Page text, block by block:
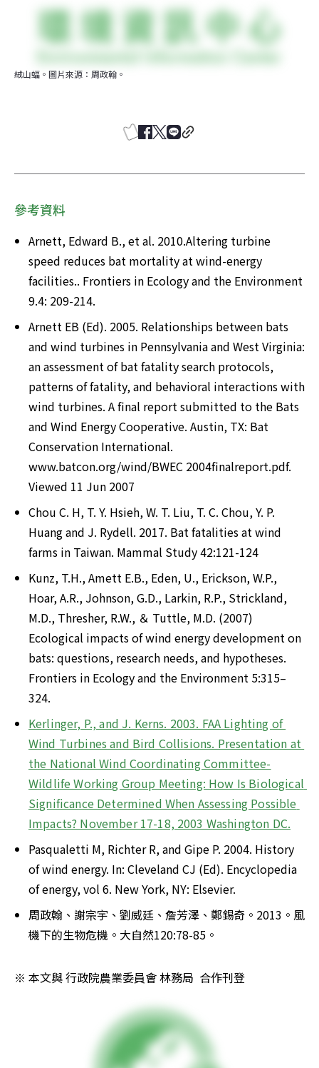
絨山蝠。圖片來源：周政翰。
參考資料
Arnett, Edward B., et al. 2010.Altering turbine
speed reduces bat mortality at wind-energy
facilities.. Frontiers in Ecology and the Environment
9.4: 209-214.
Arnett EB (Ed). 2005. Relationships between bats
and wind turbines in Pennsylvania and West Virginia:
an assessment of bat fatality search protocols,
patterns of fatality, and behavioral interactions with
wind turbines. A final report submitted to the Bats
and Wind Energy Cooperative. Austin, TX: Bat
Conservation International.
www.batcon.org/wind/BWEC 2004finalreport.pdf.
Viewed 11 Jun 2007
Chou C. H, T. Y. Hsieh, W. T. Liu, T. C. Chou, Y. P.
Huang and J. Rydell. 2017. Bat fatalities at wind
farms in Taiwan. Mammal Study 42:121-124
Kunz, T.H., Amett E.B., Eden, U., Erickson, W.P.,
Hoar, A.R., Johnson, G.D., Larkin, R.P., Strickland,
M.D., Thresher, R.W., ＆ Tuttle, M.D. (2007)
Ecological impacts of wind energy development on
bats: questions, research needs, and hypotheses.
Frontiers in Ecology and the Environment 5:315–
324.
Kerlinger, P., and J. Kerns. 2003. FAA Lighting of
Wind Turbines and Bird Collisions. Presentation at
the National Wind Coordinating Committee-
Wildlife Working Group Meeting: How Is Biological
Significance Determined When Assessing Possible
Impacts? November 17-18, 2003 Washington DC.
Pasqualetti M, Richter R, and Gipe P. 2004. History
of wind energy. In: Cleveland CJ (Ed). Encyclopedia
of energy, vol 6. New York, NY: Elsevier.
周政翰、謝宗宇、劉威廷、詹芳澤、鄭錫奇。2013。風
機下的生物危機。大自然120:78-85。
※ 本文與 行政院農業委員會 林務局  合作刊登